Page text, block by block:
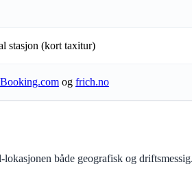
stasjon (kort taxitur)
Booking.com og frich.no
både geografisk og driftsmessig.